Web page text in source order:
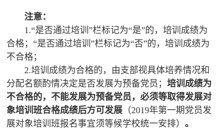
注意：
1.“是否通过培训”栏标记为“是”的，培训成绩为
合格；“是否通过培训”栏标记为“否”的，培训成绩为
不合格；
2.培训成绩为合格的，由支部视具体培养情况和
分配名额酌情决定是否发展为预备党员；培训成绩为
不合格的，不能发展为预备党员，必须等取得发展对
象培训班合格成绩后方可发展 （2019年第一期党员发
展对象培训班报名事宜须等候学校统一安排）。